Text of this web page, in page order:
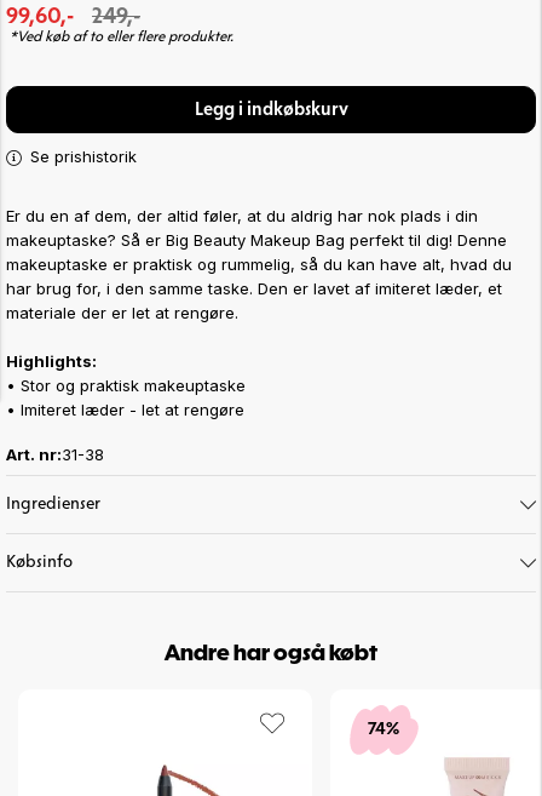
99,60,- 249,-
*Ved køb af to eller flere produkter.
Legg i indkøbskurv
Se prishistorik
Er du en af dem, der altid føler, at du aldrig har nok plads i din
makeuptaske? Så er Big Beauty Makeup Bag perfekt til dig! Denne
makeuptaske er praktisk og rummelig, så du kan have alt, hvad du
har brug for, i den samme taske. Den er lavet af imiteret læder, et
materiale der er let at rengøre.
Highlights:
• Stor og praktisk makeuptaske
• Imiteret læder - let at rengøre
Art. nr:31-38
Ingredienser
Købsinfo
Andre har også købt
74%